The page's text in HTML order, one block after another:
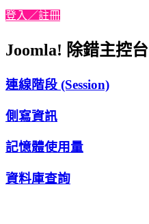
登入／註冊
Joomla! 除錯主控台
連線階段 (Session)
側寫資訊
記憶體使用量
資料庫查詢